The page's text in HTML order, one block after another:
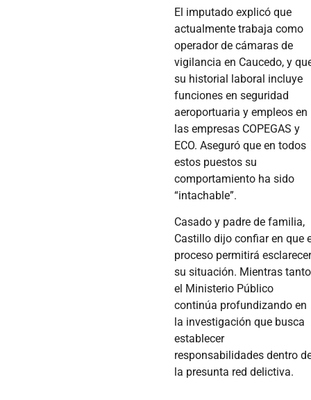
El imputado explicó que
actualmente trabaja como
operador de cámaras de
vigilancia en Caucedo, y
su historial laboral incluye
funciones en seguridad
aeroportuaria y empleos en
las empresas COPEGAS y
ECO. Aseguró que en todos
estos puestos su
comportamiento ha sido
“intachable”.
Casado y padre de familia,
Castillo dijo confiar en que
proceso permitirá
su situación. Mientras
el Ministerio Público
continúa profundizando en
la investigación que busca
establecer
responsabilidades dentro
la presunta red delictiva.